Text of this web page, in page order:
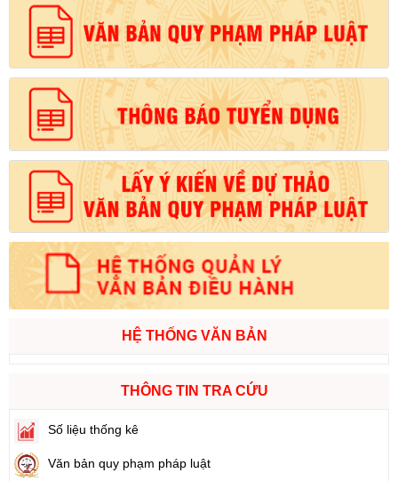
HỆ THỐNG VĂN BẢN
THÔNG TIN TRA CỨU
Số liệu thống kê
Văn bản quy phạm pháp luật